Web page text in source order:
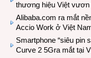
thương hiệu Việt vươn
Alibaba.com ra mắt
Accio Work ở Việt
Smartphone “siêu pin
Curve 2 5Gra mắt tại